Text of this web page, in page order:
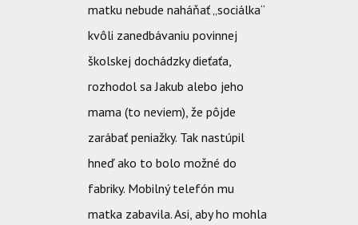
matku nebude naháňať „sociálka“
kvôli zanedbávaniu povinnej
školskej dochádzky dieťaťa,
rozhodol sa Jakub alebo jeho
mama (to neviem), že pôjde
zarábať peniažky. Tak nastúpil
hneď ako to bolo možné do
fabriky. Mobilný telefón mu
matka zabavila. Asi, aby ho mohla